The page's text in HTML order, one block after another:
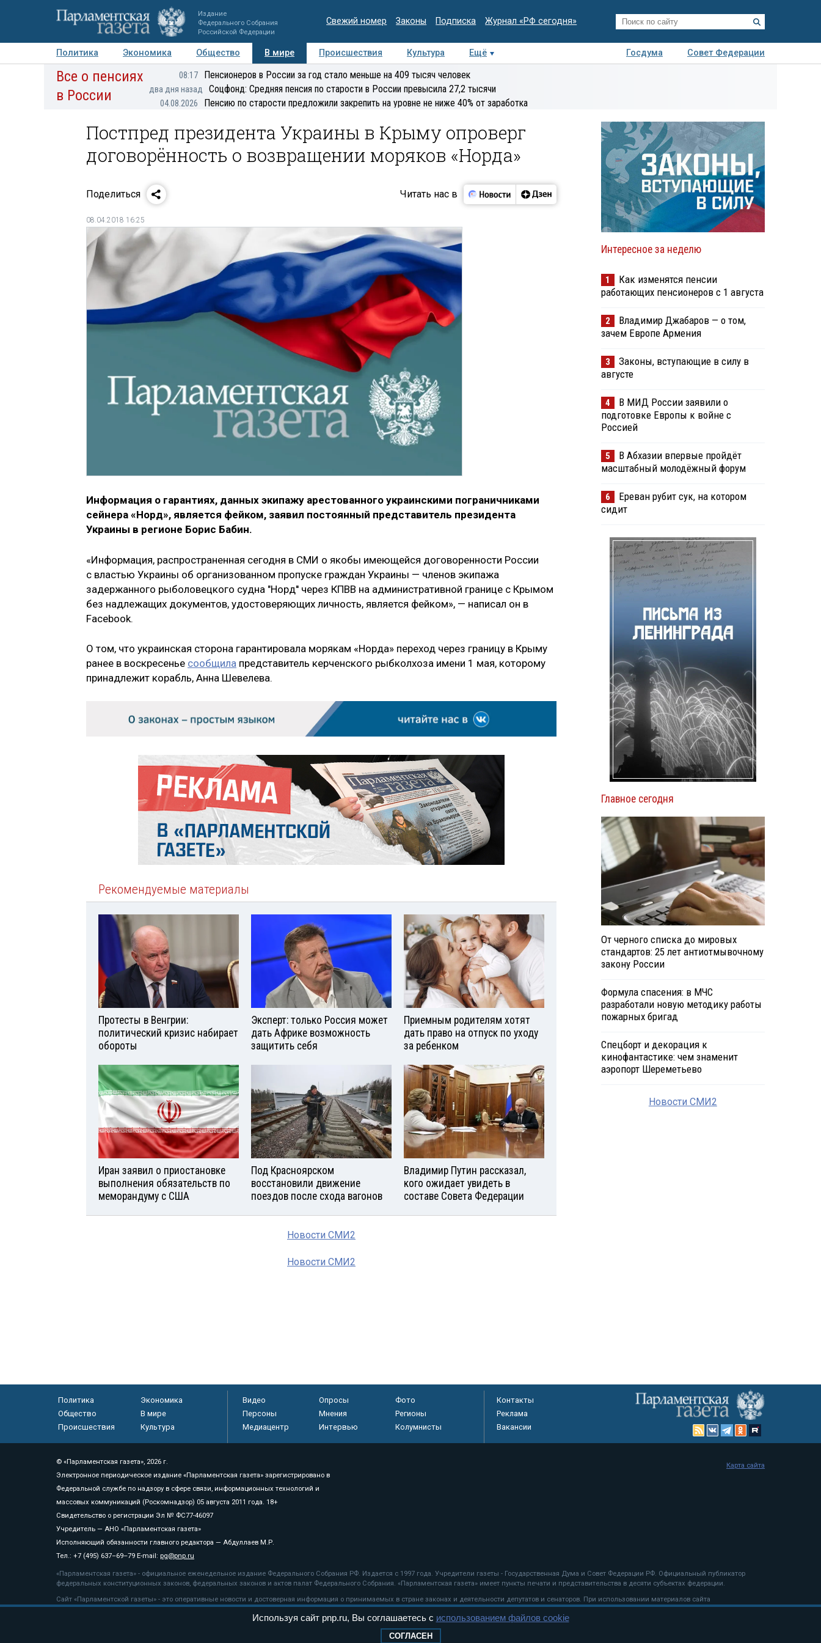
Издание
Федерального Собрания
Российской Федерации
Свежий номер Законы Подписка Журнал «РФ сегодня»
Политика Экономика Общество В мире Происшествия Культура Ещё Госдума
Совет Федерации
Авторы Персоны Мнения Регионы Медиацентр Интервью Колумнисты
Все о пенсиях
в России
08:17 Пенсионеров в России за год стало меньше на 409 тысяч человек
два дня назад Соцфонд: Средняя пенсия по старости в России превысила 27,2 тысячи
04.08.2026 Пенсию по старости предложили закрепить на уровне не ниже 40% от заработка
Постпред президента Украины в Крыму опроверг
договорённость о возвращении моряков «Норда»
Поделиться Читать нас в
08.04.2018 16:25
Информация о гарантиях, данных экипажу арестованного украинскими пограничниками
сейнера «Норд», является фейком, заявил постоянный представитель президента
Украины в регионе Борис Бабин.
«Информация, распространенная сегодня в СМИ о якобы имеющейся договоренности России
с властью Украины об организованном пропуске граждан Украины — членов экипажа
задержанного рыболовецкого судна "Норд'' через КПВВ на административной границе с Крымом
без надлежащих документов, удостоверяющих личность, является фейком», — написал он в
Facebook.
О том, что украинская сторона гарантировала морякам «Норда» переход через границу в Крыму
ранее в воскресенье сообщила представитель керченского рыбколхоза имени 1 мая, которому
принадлежит корабль, Анна Шевелева.
Рекомендуемые материалы
Протесты в Венгрии:
политический кризис набирает
обороты
Эксперт: только Россия может
дать Африке возможность
защитить себя
Приемным родителям хотят
дать право на отпуск по уходу
за ребенком
Иран заявил о приостановке
выполнения обязательств по
меморандуму с США
Под Красноярском
восстановили движение
поездов после схода вагонов
Владимир Путин рассказал,
кого ожидает увидеть в
составе Совета Федерации
Новости СМИ2
Новости СМИ2
Интересное за неделю
1
Как изменятся пенсии
работающих пенсионеров с 1 августа
2
Владимир Джабаров — о том,
зачем Европе Армения
3
Законы, вступающие в силу в
августе
4
В МИД России заявили о
подготовке Европы к войне с
Россией
5
В Абхазии впервые пройдёт
масштабный молодёжный форум
6
Ереван рубит сук, на котором
сидит
Главное сегодня
От черного списка до мировых
стандартов: 25 лет антиотмывочному
закону России
Формула спасения: в МЧС
разработали новую методику работы
пожарных бригад
Спецборт и декорация к
кинофантастике: чем знаменит
аэропорт Шереметьево
Новости СМИ2
Политика
Экономика
Общество
В мире
Происшествия
Культура
Видео Опросы
Фото
Персоны
Мнения
Регионы
Медиацентр
Интервью Колумнисты
Контакты
Реклама
Вакансии
© «Парламентская газета», 2026 г.
Электронное периодическое издание «Парламентская газета» зарегистрировано в
Федеральной службе по надзору в сфере связи, информационных технологий и
массовых коммуникаций (Роскомнадзор) 05 августа 2011 года. 18+
Свидетельство о регистрации Эл № ФС77-46097
Учредитель — АНО «Парламентская газета»
Исполняющий обязанности главного редактора — Абдуллаев М.Р.
Тел.: +7 (495) 637–69–79 E-mail: pg@pnp.ru
«Парламентская газета» - официальное еженедельное издание Федерального Собрания РФ. Издается с 1997 года. Учредители газеты - Государственная Дума и Совет Федерации РФ. Официальный публикатор
федеральных конституционных законов, федеральных законов и актов палат Федерального Собрания. «Парламентская газета» имеет пункты печати и представительства в десяти субъектах федерации.
Сайт «Парламентской газеты» - это оперативные новости и достоверная информация о принимаемых в стране законах и деятельности депутатов и сенаторов. При использовании материалов сайта
«Парламентской газеты» активная ссылка на pnp.ru обязательна.
рекомендательные технологии
Карта сайта
Используя сайт pnp.ru, Вы соглашаетесь с использованием файлов cookie
СОГЛАСЕН